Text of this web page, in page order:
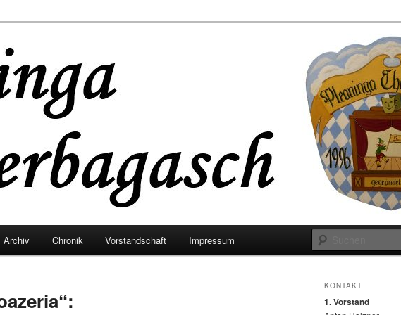
Archiv Chronik Vorstandschaft Impressum
KONTAKT
1. Vorstand